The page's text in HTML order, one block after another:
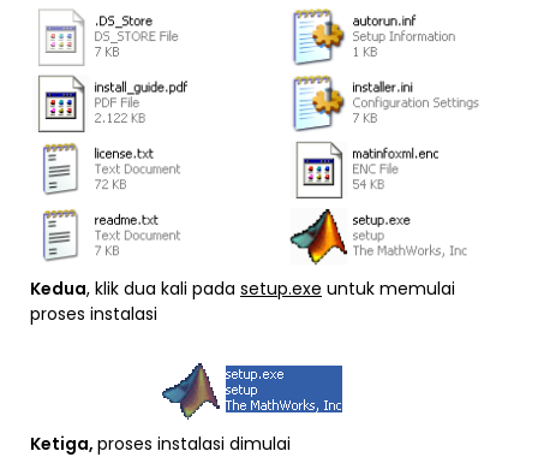
Kedua, klik dua kali pada setup.exe untuk memulai
proses instalasi
Ketiga, proses instalasi dimulai